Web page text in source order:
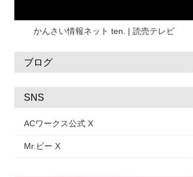
かんさい情報ネット ten. | 読売テレビ
ブログ
SNS
ACワークス公式 X
Mr.ビー X